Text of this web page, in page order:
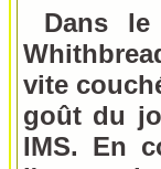
Dans le
vite
goût du
IMS. En